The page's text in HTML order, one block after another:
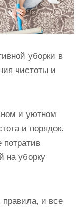
уборки в
чистоты и
и уютном
и порядок.
потратив
на уборку
правила, и все